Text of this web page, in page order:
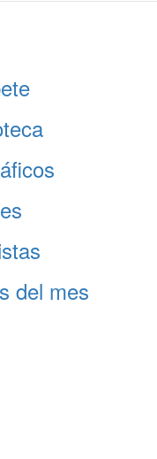
del mes